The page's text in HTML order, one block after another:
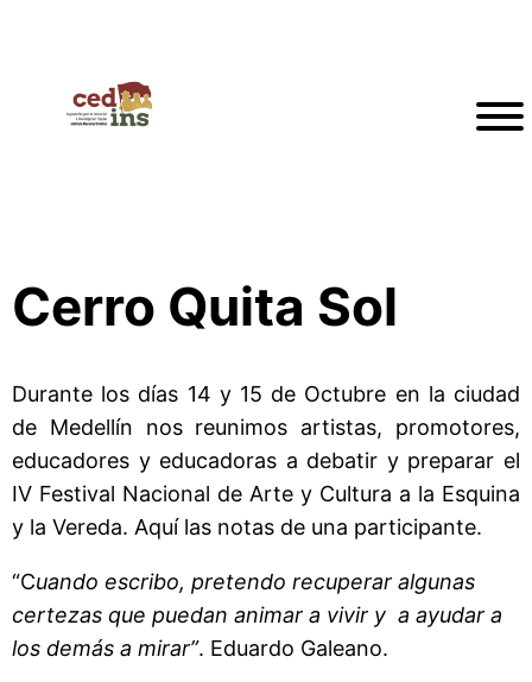
Cerro Quita Sol
Durante los días 14 y 15 de Octubre en la ciudad
de Medellín nos reunimos artistas, promotores,
educadores y educadoras a debatir y preparar el
IV Festival Nacional de Arte y Cultura a la Esquina
y la Vereda. Aquí las notas de una participante.
“Cuando escribo, pretendo recuperar algunas
certezas que puedan animar a vivir y a ayudar a
los demás a mirar”. Eduardo Galeano.